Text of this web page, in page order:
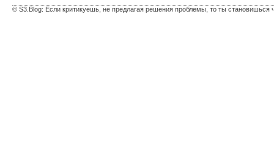
© S3.Blog: Если критикуешь, не предлагая решения проблемы, то ты становишься